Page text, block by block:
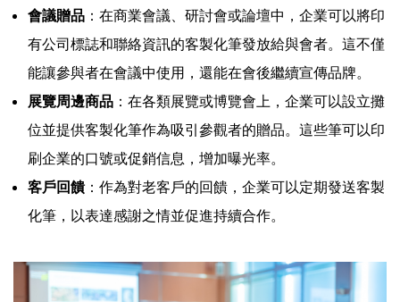
會議贈品 ：在商業會議、研討會或論壇中，企業可以將印
有公司標誌和聯絡資訊的客製化筆發放給與會者。這不僅
能讓參與者在會議中使用，還能在會後繼續宣傳品牌。
展覽周邊商品 ：在各類展覽或博覽會上，企業可以設立攤
位並提供客製化筆作為吸引參觀者的贈品。這些筆可以印
刷企業的口號或促銷信息，增加曝光率。
客戶回饋：作為對老客戶的回饋，企業可以定期發送客製
化筆，以表達感謝之情並促進持續合作。